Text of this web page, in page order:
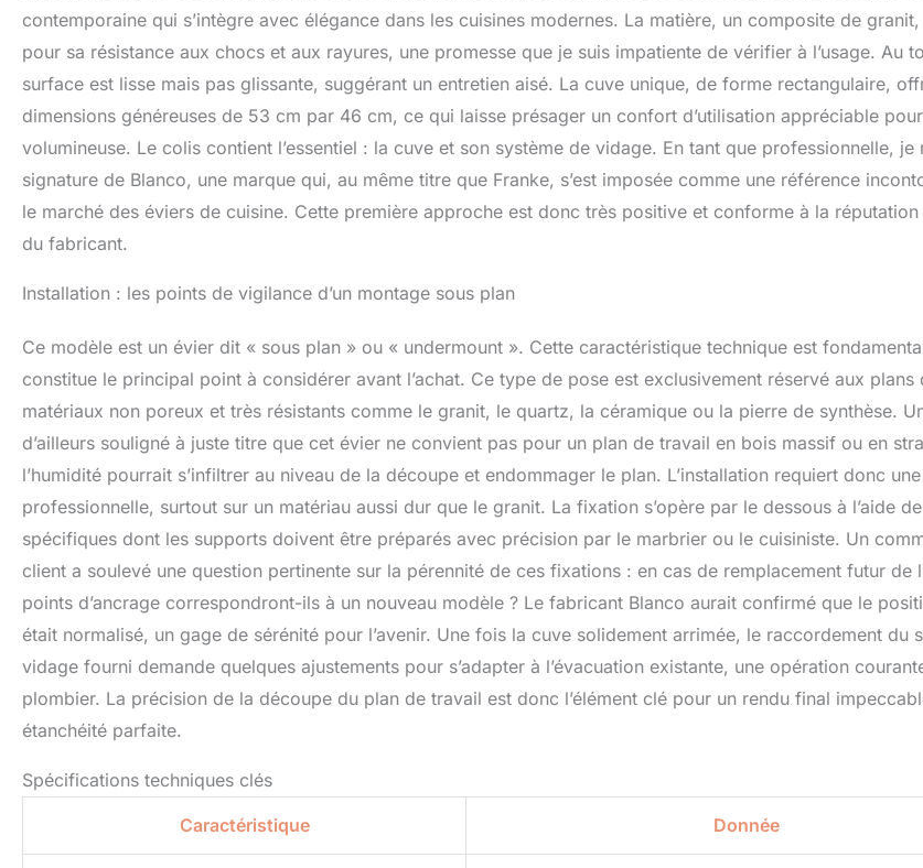
contemporaine qui s’intègre avec élégance dans les cuisines modernes. La matière, un composite de
pour sa résistance aux chocs et aux rayures, une promesse que je suis impatiente de vérifier à l’usage. Au
surface est lisse mais pas glissante, suggérant un entretien aisé. La cuve unique, de forme rectangulaire,
dimensions généreuses de 53 cm par 46 cm, ce qui laisse présager un confort d’utilisation appréciable
volumineuse. Le colis contient l’essentiel : la cuve et son système de vidage. En tant que professionnelle, je
signature de Blanco, une marque qui, au même titre que Franke, s’est imposée comme une référence
le marché des éviers de cuisine. Cette première approche est donc très positive et conforme à la réputation
du fabricant.
Installation : les points de vigilance d’un montage sous plan
Ce modèle est un évier dit « sous plan » ou « undermount ». Cette caractéristique technique est
constitue le principal point à considérer avant l’achat. Ce type de pose est exclusivement réservé aux plans
matériaux non poreux et très résistants comme le granit, le quartz, la céramique ou la pierre de synthèse.
d’ailleurs souligné à juste titre que cet évier ne convient pas pour un plan de travail en bois massif ou en
l’humidité pourrait s’infiltrer au niveau de la découpe et endommager le plan. L’installation requiert donc
professionnelle, surtout sur un matériau aussi dur que le granit. La fixation s’opère par le dessous à l’aide
spécifiques dont les supports doivent être préparés avec précision par le marbrier ou le cuisiniste. Un
client a soulevé une question pertinente sur la pérennité de ces fixations : en cas de remplacement futur de
points d’ancrage correspondront-ils à un nouveau modèle ? Le fabricant Blanco aurait confirmé que le
était normalisé, un gage de sérénité pour l’avenir. Une fois la cuve solidement arrimée, le raccordement du
vidage fourni demande quelques ajustements pour s’adapter à l’évacuation existante, une opération
plombier. La précision de la découpe du plan de travail est donc l’élément clé pour un rendu final
étanchéité parfaite.
Spécifications techniques clés
Caractéristique Donnée